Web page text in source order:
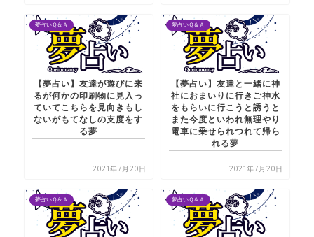
夢占いＱ＆Ａ
【夢占い】友達が遊びに来
るが何かの印刷物に見入っ
ていてこちらを見向きもし
ないがもてなしの支度をす
る夢
2021年7月20日
夢占いＱ＆Ａ
【夢占い】友達と一緒に神
社におまいりに行きご神水
をもらいに行こうと誘うと
また今度といわれ無理やり
電車に乗せられつれて帰ら
れる夢
2021年7月20日
夢占いＱ＆Ａ 夢占いＱ＆Ａ